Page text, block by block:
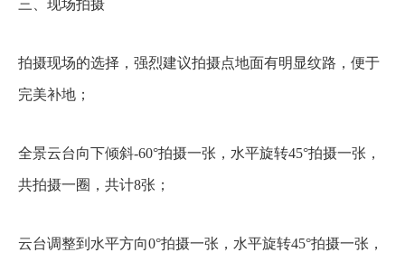
三、现场拍摄
拍摄现场的选择，强烈建议拍摄点地面有明显纹路，便于
完美补地；
全景云台向下倾斜-60°拍摄一张，水平旋转45°拍摄一张，
共拍摄一圈，共计8张；
云台调整到水平方向0°拍摄一张，水平旋转45°拍摄一张，